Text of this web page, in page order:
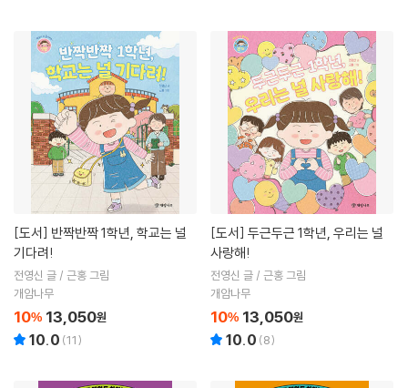
[도서]
기다려!
전영신 글 / 근홍 그림
개암나무
10% 13,050원
10.0 (11)
[도서]
사랑해!
전영신 글 / 근홍 그림
개암나무
10% 13,050원
10.0 (8)